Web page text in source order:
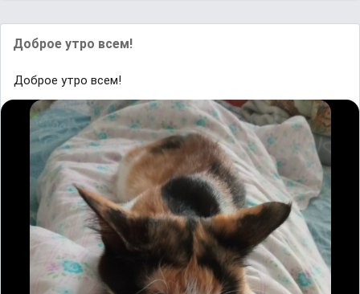
Доброе утро всем!
Доброе утро всем!